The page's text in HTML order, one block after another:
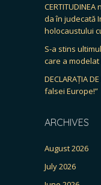
da în judecată
holocaustului
S-a stins
care a
DECLARAȚIA
falsei Europe!”
ARCHIVES
August 2026
July 2026